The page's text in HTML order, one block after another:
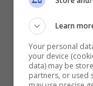
sintetico
della
al fuoco di
Learn
Your personal
your device
data) may be
partners, or used